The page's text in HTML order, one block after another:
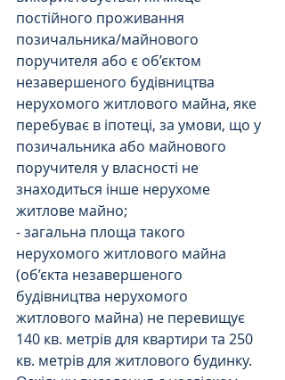
постійного проживання
позичальника/майнового
поручителя або є об’єктом
незавершеного будівництва
нерухомого житлового майна, яке
перебуває в іпотеці, за умови, що у
позичальника або майнового
поручителя у власності не
знаходиться інше нерухоме
житлове майно;
- загальна площа такого
нерухомого житлового майна
(об’єкта незавершеного
будівництва нерухомого
житлового майна) не перевищує
140 кв. метрів для квартири та 250
кв. метрів для житлового будинку.